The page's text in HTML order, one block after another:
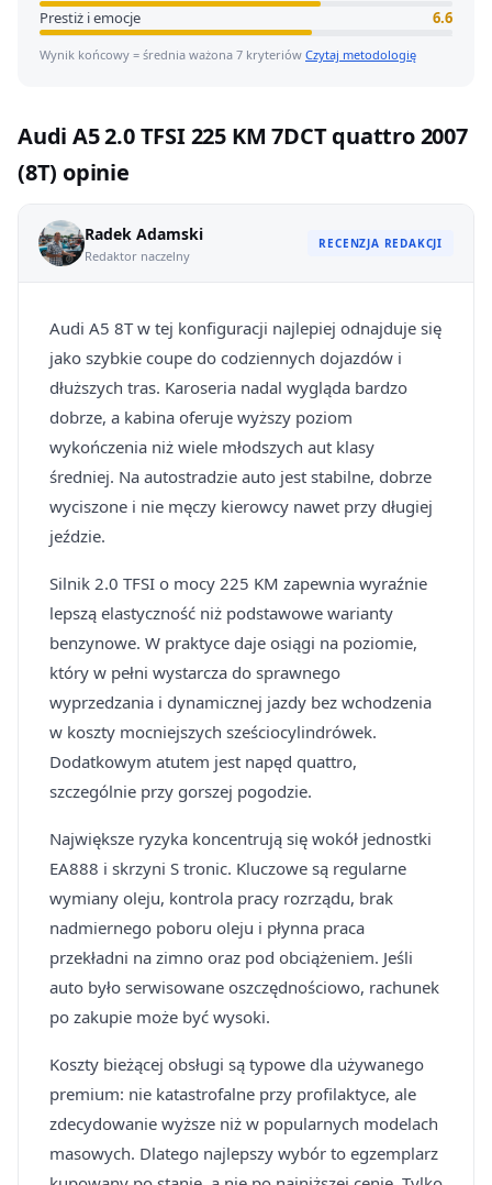
Prestiż i emocje
6.6
Wynik końcowy = średnia ważona 7 kryteriów Czytaj metodologię
Audi A5 2.0 TFSI 225 KM 7DCT quattro 2007
(8T) opinie
Radek Adamski
Redaktor naczelny
RECENZJA REDAKCJI
Audi A5 8T w tej konfiguracji najlepiej odnajduje się
jako szybkie coupe do codziennych dojazdów i
dłuższych tras. Karoseria nadal wygląda bardzo
dobrze, a kabina oferuje wyższy poziom
wykończenia niż wiele młodszych aut klasy
średniej. Na autostradzie auto jest stabilne, dobrze
wyciszone i nie męczy kierowcy nawet przy długiej
jeździe.
Silnik 2.0 TFSI o mocy 225 KM zapewnia wyraźnie
lepszą elastyczność niż podstawowe warianty
benzynowe. W praktyce daje osiągi na poziomie,
który w pełni wystarcza do sprawnego
wyprzedzania i dynamicznej jazdy bez wchodzenia
w koszty mocniejszych sześciocylindrówek.
Dodatkowym atutem jest napęd quattro,
szczególnie przy gorszej pogodzie.
Największe ryzyka koncentrują się wokół jednostki
EA888 i skrzyni S tronic. Kluczowe są regularne
wymiany oleju, kontrola pracy rozrządu, brak
nadmiernego poboru oleju i płynna praca
przekładni na zimno oraz pod obciążeniem. Jeśli
auto było serwisowane oszczędnościowo, rachunek
po zakupie może być wysoki.
Koszty bieżącej obsługi są typowe dla używanego
premium: nie katastrofalne przy profilaktyce, ale
zdecydowanie wyższe niż w popularnych modelach
masowych. Dlatego najlepszy wybór to egzemplarz